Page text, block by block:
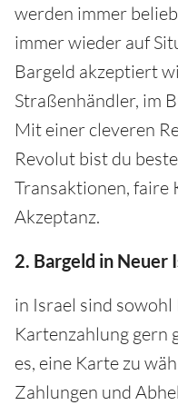
werden immer
immer wieder auf
Bargeld akzeptiert
Straßenhändler, im
Mit einer cleveren
Revolut bist du
Transaktionen, faire
Akzeptanz.
2. Bargeld in Neuer
in Israel sind sowohl
Kartenzahlung gern
es, eine Karte zu
Zahlungen und